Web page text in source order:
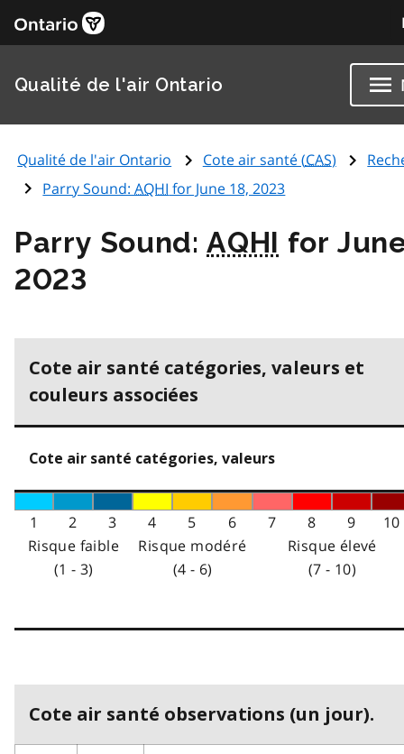
Qualité de l'air Ontario
Qualité de l'air Ontario Cote air santé (CAS)
Parry Sound:AQHI for June 18, 2023
Parry Sound:AQHI for
2023
Cote air santé catégories, valeurs et
couleurs associées
Cote air santé catégories, valeurs
1 2 3 4 5 6 7 8 9
10
Risque faible
(1 - 3)
Risque modéré
(4 - 6)
Risque élevé
(7 - 10)
Cote air santé observations (un jour).